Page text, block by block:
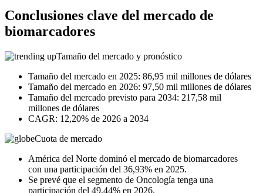
Conclusiones clave del mercado de
biomarcadores
Tamaño del mercado y pronóstico
Tamaño del mercado en 2025: 86,95 mil millones de dólares
Tamaño del mercado en 2026: 97,50 mil millones de dólares
Tamaño del mercado previsto para 2034: 217,58 mil
millones de dólares
CAGR: 12,20% de 2026 a 2034
Cuota de mercado
América del Norte dominó el mercado de biomarcadores
con una participación del 36,93% en 2025.
Se prevé que el segmento de Oncología tenga una
participación del 49,44% en 2026.